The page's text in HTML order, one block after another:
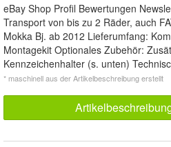
eBay Shop Profil Bewertungen
Transport von bis zu 2 Räder, auch
Mokka Bj. ab 2012 Lieferumfang:
Montagekit Optionales Zubehör:
Kennzeichenhalter (s. unten)
* maschinell aus der Artikelbeschreibung erstellt